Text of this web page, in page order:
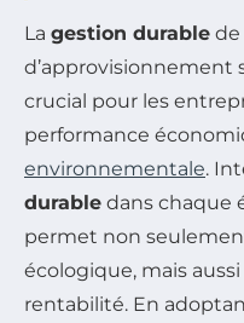
La gestion durable de
d’approvisionnement
crucial pour les
performance
environnementale.
durable dans chaque
permet non
écologique, mais
rentabilité. En